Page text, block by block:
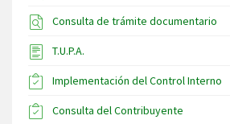
Consulta de trámite documentario
T.U.P.A.
Implementación del Control Interno
Consulta del Contribuyente